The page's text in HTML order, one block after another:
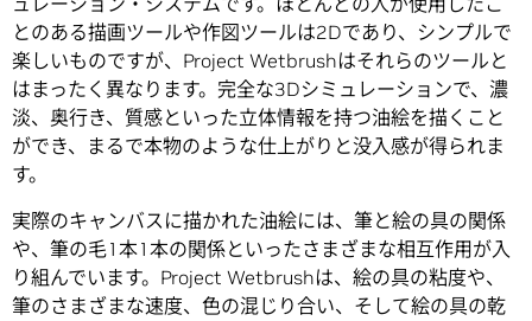
とのある描画ツールや作図ツールは2Dであり、シンプルで
楽しいものですが、Project Wetbrushはそれらのツールと
はまったく異なります。完全な3Dシミュレーションで、濃
淡、奥行き、質感といった立体情報を持つ油絵を描くこと
ができ、まるで本物のような仕上がりと没入感が得られま
す。
実際のキャンバスに描かれた油絵には、筆と絵の具の関係
や、筆の毛1本1本の関係といったさまざまな相互作用が入
り組んでいます。Project Wetbrushは、絵の具の粘度や、
筆のさまざまな速度、色の混じり合い、そして絵の具の乾